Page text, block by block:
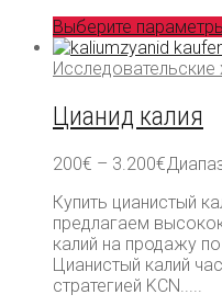
Выберите
Исследовательские
Цианид калия
200€ – 3.200€
Купить цианистый
предлагаем
калий на продажу
Цианистый калий
стратегией KCN.....